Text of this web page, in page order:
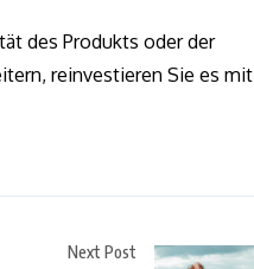
des Produkts oder der
reinvestieren Sie es mit
Next Post